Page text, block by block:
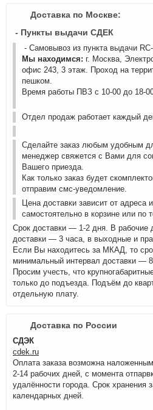
Доставка по Москве:
- Пункты выдачи СДЕК
- Самовывоз из пункта выдачи
Мы находимся: г. Москва,
офис 243, 3 этаж. Проход на
пешком.
Время работы ПВЗ с 10-00 до 18-
Отдел продаж работает каждый
Сделайте заказ любым удобным
менеджер свяжется с Вами для
Вашего приезда.
Как только заказ будет
отправим смс-уведомление.
Цена доставки зависит от адреса
самостоятельно в корзине или
Срок доставки — 1-2 дня. В рабочие
доставки — 3 часа, в выходные и
Если Вы находитесь за МКАД, то
минимальный интервал доставки —
Просим учесть, что
только до подъезда. Подъём до
отдельную плату.
Доставка по России
СДЭК
cdek.ru
Оплата заказа возможна
2-14 рабочих дней, с момента
удалённости города. Срок хранения
календарных дней.